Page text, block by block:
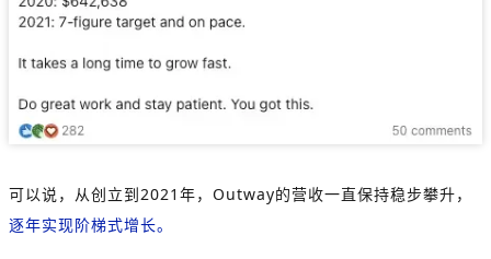
可以说，从创立到2021年，Outway的营收一直保持稳步攀升，
逐年实现阶梯式增长。